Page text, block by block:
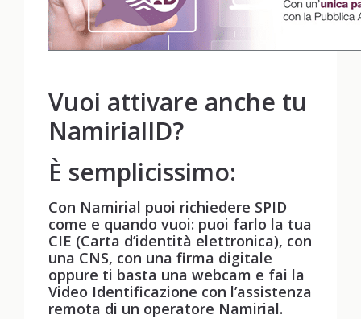
Vuoi attivare anche tu
NamirialID?
È semplicissimo:
Con Namirial puoi richiedere SPID
come e quando vuoi: puoi farlo la tua
CIE (Carta d’identità elettronica), con
una CNS, con una firma digitale
oppure ti basta una webcam e fai la
Video Identificazione con l’assistenza
remota di un operatore Namirial.